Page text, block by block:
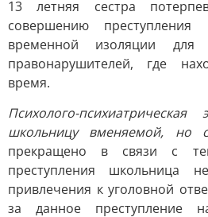
13 летняя сестра
совершению
временной изоляции для
правонарушителей, где
время.
Психолого-психиатрическая
школьницу вменяемой, но
прекращено в связи с
преступления школьница
привлечения к уголовной
за данное преступление